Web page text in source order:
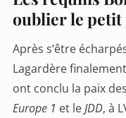
oublier le petit
Après s’être
Lagardère
ont conclu la paix
Europe 1 et leJDD, à